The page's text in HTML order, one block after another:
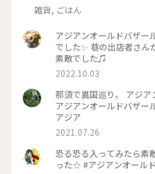
雑貨, ごはん
アジアンオールドバザールのナ
でした✨ 巷の出店者さんからおいしいものに舌鼓♫ 生演奏も
素敵でした♫
2022.10.03
那須で異国巡り。 アジア
アジアンオールドバザー
アジア
2021.07.26
恐る恐る入ってみたら素
った☆ #アジアンオール